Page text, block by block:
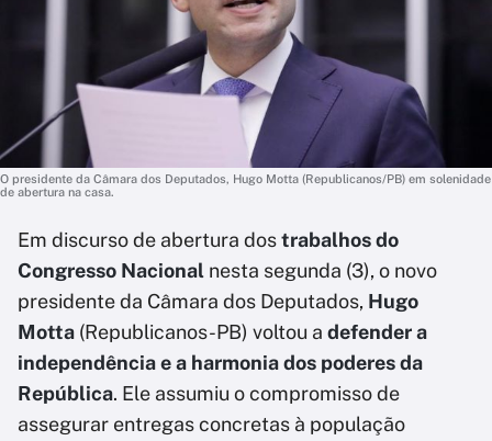
O presidente da Câmara dos Deputados, Hugo Motta (Republicanos/PB) em solenidade
de abertura na casa.
Em discurso de abertura dostrabalhos do
Congresso Nacional nesta segunda (3), o novo
presidente da Câmara dos Deputados, Hugo
Motta (Republicanos-PB) voltou a defender a
independência e a harmonia dos poderes da
República. Ele assumiu o compromisso de
assegurar entregas concretas à população